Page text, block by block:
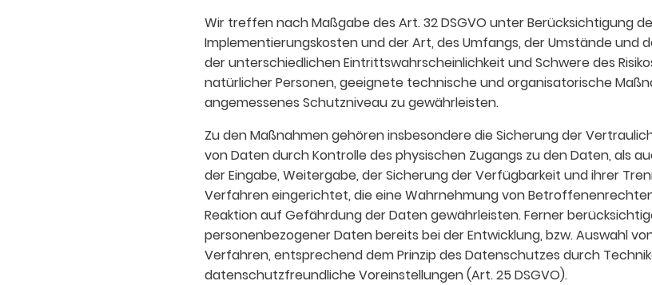
Wir treffen nach Maßgabe des Art. 32 DSGVO unter Berücksichtigung
Implementierungskosten und der Art, des Umfangs, der Umstände und
der unterschiedlichen Eintrittswahrscheinlichkeit und Schwere des
natürlicher Personen, geeignete technische und organisatorische
angemessenes Schutzniveau zu gewährleisten.
Zu den Maßnahmen gehören insbesondere die Sicherung der
von Daten durch Kontrolle des physischen Zugangs zu den Daten, als
der Eingabe, Weitergabe, der Sicherung der Verfügbarkeit und ihrer
Verfahren eingerichtet, die eine Wahrnehmung von
Reaktion auf Gefährdung der Daten gewährleisten. Ferner
personenbezogener Daten bereits bei der Entwicklung, bzw. Auswahl
Verfahren, entsprechend dem Prinzip des Datenschutzes durch
datenschutzfreundliche Voreinstellungen (Art. 25 DSGVO).